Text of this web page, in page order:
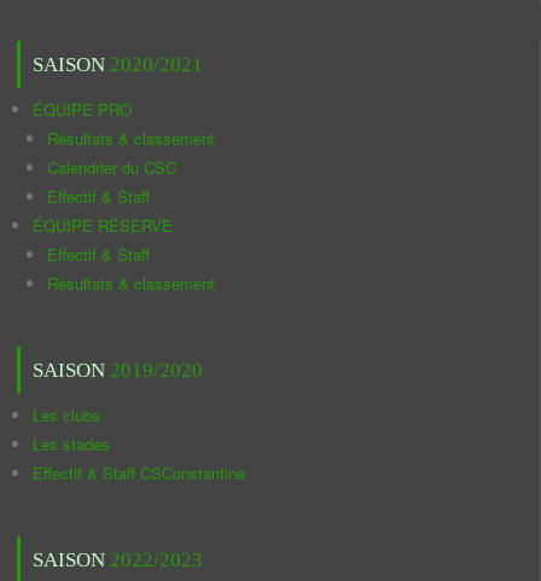
SAISON 2020/2021
ÉQUIPE PRO
Résultats & classement
Calendrier du CSC
Effectif & Staff
ÉQUIPE RÉSERVE
Effectif & Staff
Résultats & classement
SAISON 2019/2020
Les clubs
Les stades
Effectif & Staff CSConstantine
SAISON 2022/2023